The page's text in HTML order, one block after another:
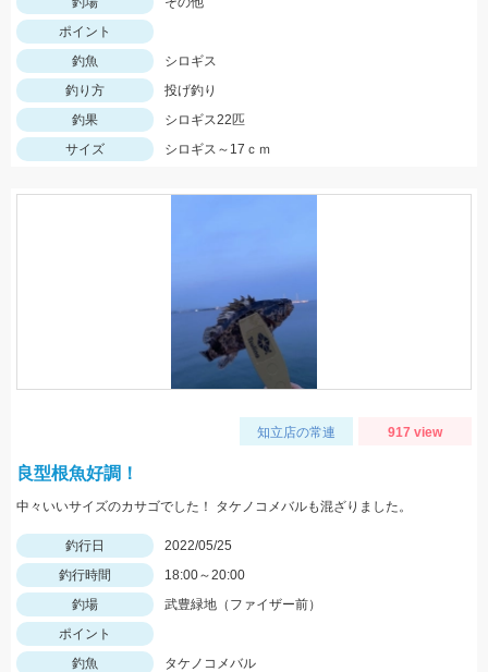
ポイント
釣魚
シロギス
釣り方
投げ釣り
釣果
シロギス22匹
サイズ
シロギス～17ｃｍ
知立店の常連 917 view
良型根魚好調！
中々いいサイズのカサゴでした！ タケノコメバルも混ざりました。
釣行日
2022/05/25
釣行時間
18:00～20:00
釣場
武豊緑地（ファイザー前）
ポイント
釣魚
タケノコメバル